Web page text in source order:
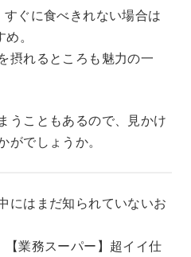
ぐに食べきれない場合は
。
摂れるところも魅力の一
うこともあるので、見かけ
がでしょうか。
にはまだ知られていないお
業務スーパー】超イイ仕